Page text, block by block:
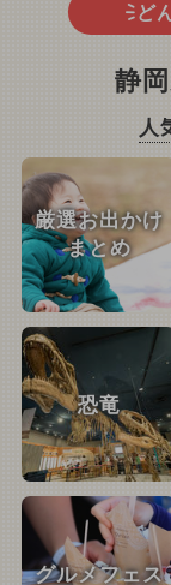
ど
静
人
厳選お出かけ
まとめ
恐竜
グルメフェス